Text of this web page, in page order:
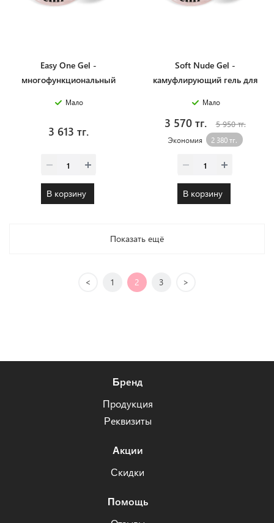
Easy One Gel -
многофункциональный
Мало
3 613 тг.
В корзину
Soft Nude Gel -
камуфлирующий гель для
Мало
3 570 тг. 5 950 тг.
Экономия 2 380 тг.
В корзину
Показать ещё
< 1 2 3 >
Бренд
Продукция
Реквизиты
Акции
Скидки
Помощь